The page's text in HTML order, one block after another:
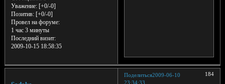
Уважение: [+0/-0]
Позитив: [+0/-0]
Провел на форуме:
1 час 3 минуты
Последний визит:
2009-10-15 18:58:35
Поделиться 184
2009-06-10